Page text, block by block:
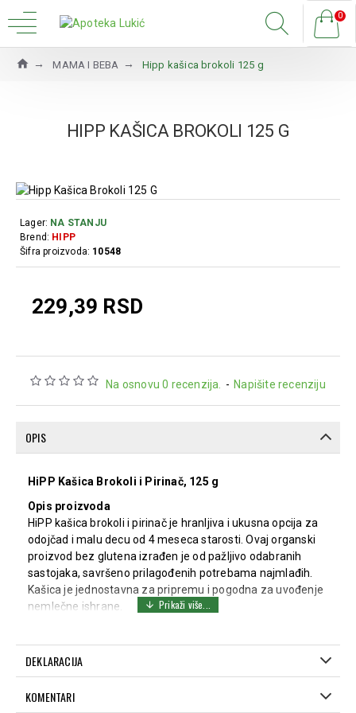
0
MAMA I BEBA Hipp kašica brokoli 125 g
HIPP KAŠICA BROKOLI 125 G
Na osnovu 0 recenzija. - Napišite recenziju
229,39 RSD
Lager: NA STANJU
Brend: HIPP
Šifra proizvoda: 10548
OPIS
HiPP Kašica Brokoli i Pirinač, 125 g
Opis proizvoda
HiPP kašica brokoli i pirinač je hranljiva i ukusna opcija za
odojčad i malu decu od 4 meseca starosti. Ovaj organski
proizvod bez glutena izrađen je od pažljivo odabranih
sastojaka, savršeno prilagođenih potrebama najmlađih.
Kašica je jednostavna za pripremu i pogodna za uvođenje
nemlečne ishrane.
Početi sa par kašičica pre mlečnog obroka i postepeno
povećavati količinu. Ugrejati željenu količinu u posudi sa
vodom ili u mikrotalasnoj pećnici (teglicu otvoriti i poklopiti
kuhinjskim papirom). Promešati plastičnom kašičicom.
DEKLARACIJA
KOMENTARI